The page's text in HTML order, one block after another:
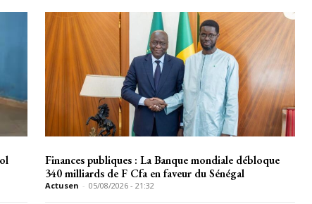
Finances publiques : La Banque mondiale débloque
340 milliards de F Cfa en faveur du Sénégal
Actusen - 05/08/2026 - 21:32